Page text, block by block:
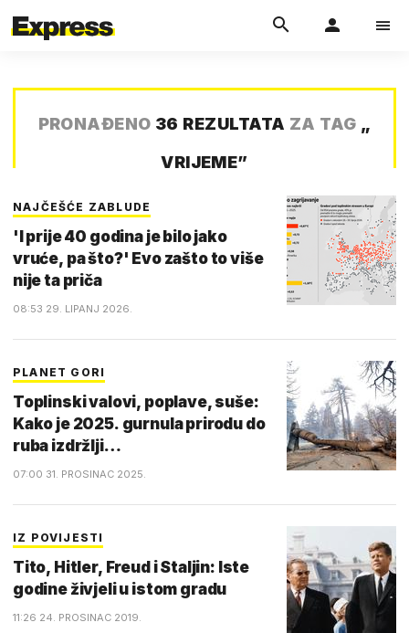
PRONAĐENO 36 REZULTATA ZA TAG „
VRIJEME”
NAJČEŠĆE ZABLUDE
'I prije 40 godina je bilo jako
vruće, pa što?' Evo zašto to više
nije ta priča
08:53 29. LIPANJ 2026.
PLANET GORI
Toplinski valovi, poplave, suše:
Kako je 2025. gurnula prirodu do
ruba izdržlji…
07:00 31. PROSINAC 2025.
IZ POVIJESTI
Tito, Hitler, Freud i Staljin: Iste
godine živjeli u istom gradu
11:26 24. PROSINAC 2019.